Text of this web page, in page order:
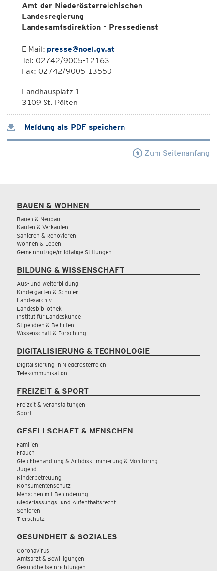
Amt der Niederösterreichischen
Landesregierung
Landesamtsdirektion - Pressedienst
E-Mail: presse@noel.gv.at
Tel: 02742/9005-12163
Fax: 02742/9005-13550
Landhausplatz 1
3109 St. Pölten
Meldung als PDF speichern
Zum Seitenanfang
BAUEN & WOHNEN
Bauen & Neubau
Kaufen & Verkaufen
Sanieren & Renovieren
Wohnen & Leben
Gemeinnützige/mildtätige Stiftungen
BILDUNG & WISSENSCHAFT
Aus- und Weiterbildung
Kindergärten & Schulen
Landesarchiv
Landesbibliothek
Institut für Landeskunde
Stipendien & Beihilfen
Wissenschaft & Forschung
DIGITALISIERUNG & TECHNOLOGIE
Digitalisierung in Niederösterreich
Telekommunikation
FREIZEIT & SPORT
Freizeit & Veranstaltungen
Sport
GESELLSCHAFT & MENSCHEN
Familien
Frauen
Gleichbehandlung & Antidiskriminierung & Monitoring
Jugend
Kinderbetreuung
Konsumentenschutz
Menschen mit Behinderung
Niederlassungs- und Aufenthaltsrecht
Senioren
Tierschutz
GESUNDHEIT & SOZIALES
Coronavirus
Amtsarzt & Bewilligungen
Gesundheitseinrichtungen